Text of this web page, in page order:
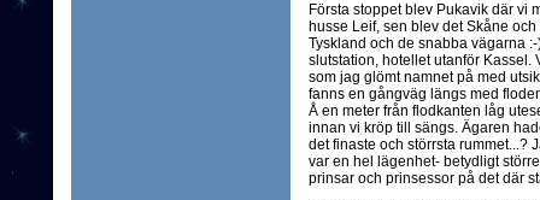
Första stoppet blev Pukavik där vi
husse Leif, sen blev det Skåne
Tyskland och de snabba vägarna
slutstation, hotellet utanför Kassel.
som jag glömt namnet på med
fanns en gångväg längs med
Å en meter från flodkanten låg
innan vi kröp till sängs. Ägaren
det finaste och störrsta rummet...?
var en hel lägenhet- betydligt
prinsar och prinsessor på det där